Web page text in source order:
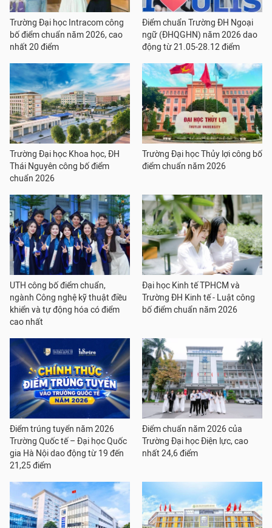
Trường Đại học Intracom công
bố điểm chuẩn năm 2026, cao
nhất 20 điểm
Điểm chuẩn Trường ĐH Ngoại
ngữ (ĐHQGHN) năm 2026 dao
động từ 21.05-28.12 điểm
Trường Đại học Khoa học, ĐH
Thái Nguyên công bố điểm
chuẩn 2026
Trường Đại học Thủy lợi công bố
điểm chuẩn năm 2026
UTH công bố điểm chuẩn,
ngành Công nghệ kỹ thuật điều
khiển và tự động hóa có điểm
cao nhất
Đại học Kinh tế TPHCM và
Trường ĐH Kinh tế - Luật công
bố điểm chuẩn năm 2026
Điểm trúng tuyển năm 2026
Trường Quốc tế – Đại học Quốc
gia Hà Nội dao động từ 19 đến
21,25 điểm
Điểm chuẩn năm 2026 của
Trường Đại học Điện lực, cao
nhất 24,6 điểm